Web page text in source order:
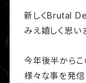
新しくBrutal
みえ嬉しく思い
今年後半からこ
様々な事を発信